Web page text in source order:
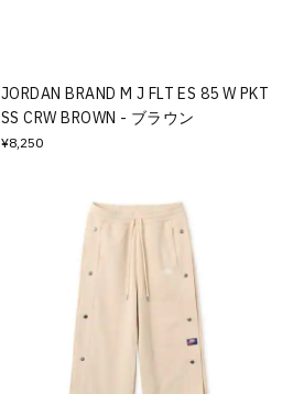
JORDAN BRAND M J FLT ES 85 W PKT
SS CRW BROWN - ブラウン
¥8,250